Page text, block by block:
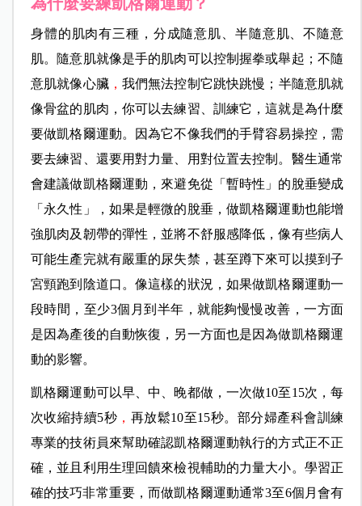
身體的肌肉有三種，分成隨意肌、半隨意肌、不隨意
肌。隨意肌就像是手的肌肉可以控制握拳或舉起；不隨
意肌就像心臟， 我們無法控制它跳快跳慢；半隨意肌就
像骨盆的肌肉，你可以去練習、訓練它，這就是為什麼
要做凱格爾運動。因為它不像我們的手臂容易操控，需
要去練習、還要用對力量、用對位置去控制。醫生通常
會建議做凱格爾運動，來避免從「暫時性」的脫垂變成
「永久性」，如果是輕微的脫垂，做凱格爾運動也能增
強肌肉及韌帶的彈性，並將不舒服感降低，像有些病人
可能生產完就有嚴重的尿失禁，甚至蹲下來可以摸到子
宮頸跑到陰道口。像這樣的狀況，如果做凱格爾運動一
段時間，至少3個月到半年，就能夠慢慢改善，一方面
是因為產後的自動恢復，另一方面也是因為做凱格爾運
動的影響。
凱格爾運動可以早、中、晚都做，一次做10至15次，每
次收縮持續5秒 ， 再放鬆10至15秒。部分婦產科會訓練
專業的技術員來幫助確認凱格爾運動執行的方式正不正
確，並且利用生理回饋來檢視輔助的力量大小。學習正
確的技巧非常重要，而做凱格爾運動通常3至6個月會有